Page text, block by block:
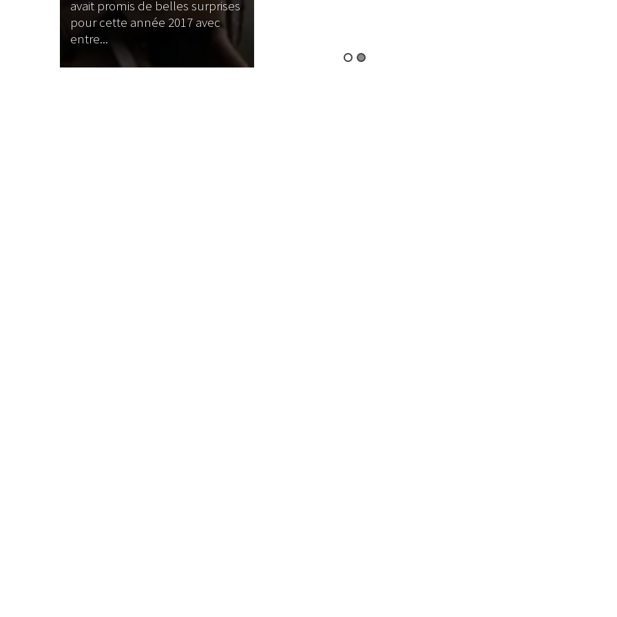
avait promis de belles surprises
pour cette année 2017 avec
entre...